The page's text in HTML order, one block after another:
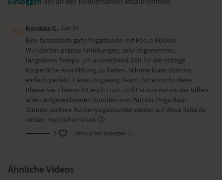
Kordula G. Juni 03
Eine fantastisch gute Yogastunde mit Focus Rücken.
Wunderbar präzise Anleitungen, sehr angenehmes,
langsames Tempo um ausreichend Zeit für die richtige
körperliche Ausrichtung zu haben. Schöne klare Stimme,
einfach perfekt. Liebes Yogaeasy Team, bitte löscht diese
Klasse nie. Ebenso bitte ich Euch und Patricia darum die tollen
alten aufgezeichneten Stunden von Patricia (Yoga Basic
Stunde, weitere Rückenyogastunde) wieder auf diese Seite zu
setzen. Herzlichen Dank 🙂
0 Antworten anzeigen (1)
Ähnliche Videos